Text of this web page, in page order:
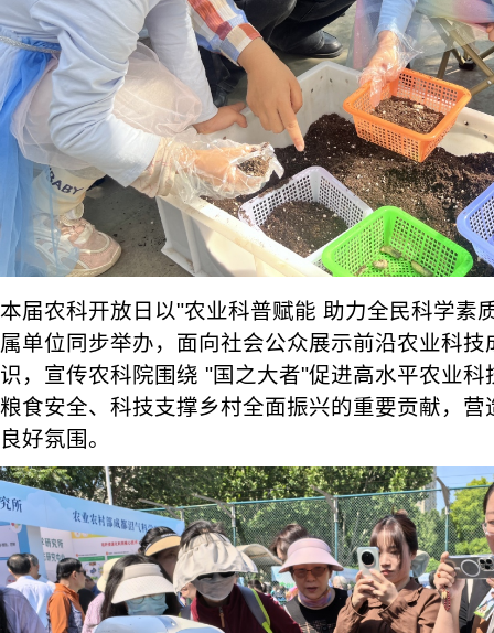
本届农科开放日以"农业科普赋能 助力全民科学素
属单位同步举办，面向社会公众展示前沿农业科
识，宣传农科院围绕 "国之大者"促进高水平农业
粮食安全、科技支撑乡村全面振兴的重要贡献，
良好氛围。